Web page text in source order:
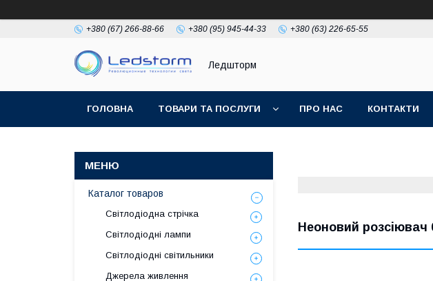
+380 (67) 266-88-66 +380 (95) 945-44-33 +380 (63) 226-65-55
Ледшторм
ГОЛОВНА ТОВАРИ ТА ПОСЛУГИ ПРО НАС КОНТАКТИ
Неоновий розсіювач
Каталог товаров
Світлодіодна стрічка
Світлодіодні лампи
Світлодіодні світильники
Джерела живлення